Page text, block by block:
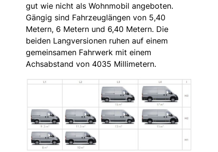
gut wie nicht als Wohnmobil angeboten.
Gängig sind Fahrzeuglängen von 5,40
Metern, 6 Metern und 6,40 Metern. Die
beiden Langversionen ruhen auf einem
gemeinsamen Fahrwerk mit einem
Achsabstand von 4035 Millimetern.